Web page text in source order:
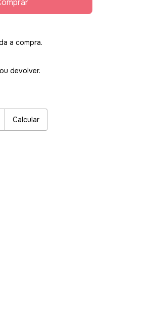
a compra.
devolver.
Calcular